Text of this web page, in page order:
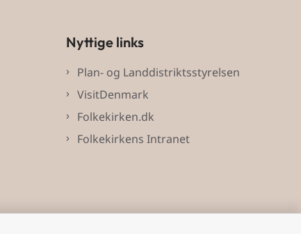
Nyttige links
Plan- og Landdistriktsstyrelsen
VisitDenmark
Folkekirken.dk
Folkekirkens Intranet